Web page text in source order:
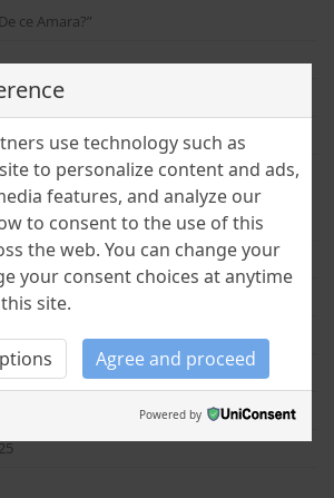
ce Amara?”
– de la București la Bobohalma
culoarea anului Pantone 2026
use technology such as
to personalize content and ads,
features, and analyze our
to consent to the use of this
the web. You can change your
your consent choices at anytime
site.
Agree and proceed
Powered by